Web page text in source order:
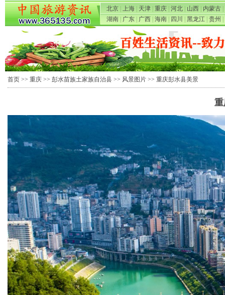
北京 上海 天津 重庆 河北 山西 内蒙古
湖南
广东 广西 海南 四川 黑龙江 贵州
首页 >> 重庆 >> 彭水苗族土家族自治县 >> 风景图片 >> 重庆彭水县美景